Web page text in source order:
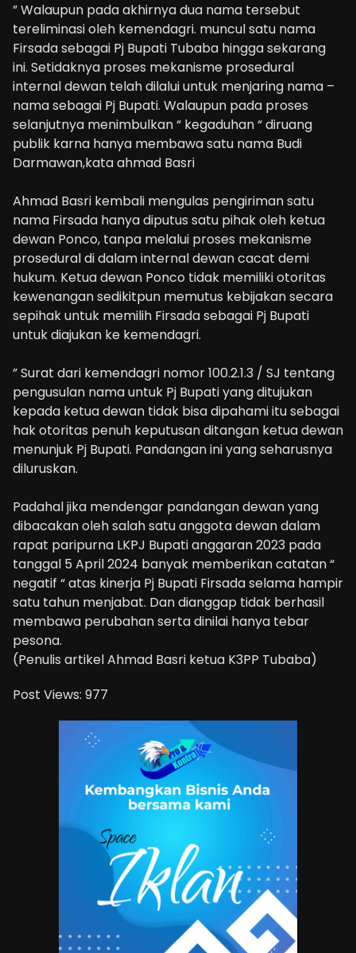
” Walaupun pada akhirnya dua nama tersebut
tereliminasi oleh kemendagri. muncul satu nama
Firsada sebagai Pj Bupati Tubaba hingga sekarang
ini. Setidaknya proses mekanisme prosedural
internal dewan telah dilalui untuk menjaring nama –
nama sebagai Pj Bupati. Walaupun pada proses
selanjutnya menimbulkan “ kegaduhan “ diruang
publik karna hanya membawa satu nama Budi
Darmawan,kata ahmad Basri
Ahmad Basri kembali mengulas pengiriman satu
nama Firsada hanya diputus satu pihak oleh ketua
dewan Ponco, tanpa melalui proses mekanisme
prosedural di dalam internal dewan cacat demi
hukum. Ketua dewan Ponco tidak memiliki otoritas
kewenangan sedikitpun memutus kebijakan secara
sepihak untuk memilih Firsada sebagai Pj Bupati
untuk diajukan ke kemendagri.
” Surat dari kemendagri nomor 100.2.1.3 / SJ tentang
pengusulan nama untuk Pj Bupati yang ditujukan
kepada ketua dewan tidak bisa dipahami itu sebagai
hak otoritas penuh keputusan ditangan ketua dewan
menunjuk Pj Bupati. Pandangan ini yang seharusnya
diluruskan.
Padahal jika mendengar pandangan dewan yang
dibacakan oleh salah satu anggota dewan dalam
rapat paripurna LKPJ Bupati anggaran 2023 pada
tanggal 5 April 2024 banyak memberikan catatan “
negatif “ atas kinerja Pj Bupati Firsada selama hampir
satu tahun menjabat. Dan dianggap tidak berhasil
membawa perubahan serta dinilai hanya tebar
pesona.
(Penulis artikel Ahmad Basri ketua K3PP Tubaba)
Post Views: 977